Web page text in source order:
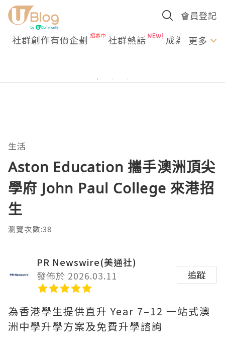
會員登記
社群創作有價企劃 社群熱話 成為U更多
生活
Aston Education 攜手澳洲頂尖
學府 John Paul College 來港招
生
瀏覽次數:38
PR Newswire(美通社)
發佈於 2026.03.11
追蹤
為香港學生提供直升 Year 7–12 一站式澳
洲中學升學方案及免費升學諮詢